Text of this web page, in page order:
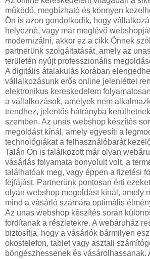
működő, megbízható és könnyen
Ön is azon gondolkodik, hogy
helyezné, vagy már meglévő
modernizálni, akkor ez a cikk Önnek
partnerünk szolgáltatását, amely az
területén nyújt professzionális
A digitális átalakulás korában
vállalkozásunk erős online jelenléttel
elektronikus kereskedelem
a vállalkozások, amelyek nem
trendhez, jelentős hátrányba
szemben. Az unas webshop készítés
megoldást kínál, amely egyesíti a
technológiákat a felhasználóbarát
Talán Ön is találkozott már olyan
vásárlás folyamata bonyolult volt, a
találhatóak meg, vagy éppen a fizetési
fejfájást. Partnerünk pontosan érti
olyan webshop megoldást kínál, amely
mind a vásárló számára optimális
Az unas webshop készítés során
fordítanak a részletekre. A webáruház
biztosítja, hogy a vásárlók bármilyen
okostelefon, tablet vagy asztali
böngészhessenek és vásárolhassanak.